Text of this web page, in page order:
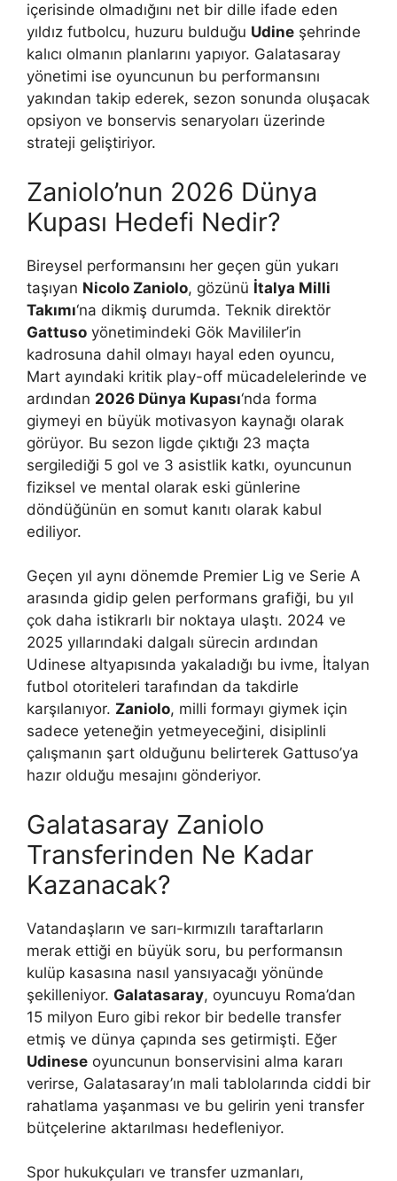
içerisinde olmadığını net bir dille ifade eden
yıldız futbolcu, huzuru bulduğu Udine şehrinde
kalıcı olmanın planlarını yapıyor. Galatasaray
yönetimi ise oyuncunun bu performansını
yakından takip ederek, sezon sonunda oluşacak
opsiyon ve bonservis senaryoları üzerinde
strateji geliştiriyor.
Zaniolo’nun 2026 Dünya
Kupası Hedefi Nedir?
Bireysel performansını her geçen gün yukarı
taşıyan Nicolo Zaniolo, gözünü İtalya Milli
Takımı‘na dikmiş durumda. Teknik direktör
Gattuso yönetimindeki Gök Mavililer’in
kadrosuna dahil olmayı hayal eden oyuncu,
Mart ayındaki kritik play-off mücadelelerinde ve
ardından 2026 Dünya Kupası‘nda forma
giymeyi en büyük motivasyon kaynağı olarak
görüyor. Bu sezon ligde çıktığı 23 maçta
sergilediği 5 gol ve 3 asistlik katkı, oyuncunun
fiziksel ve mental olarak eski günlerine
döndüğünün en somut kanıtı olarak kabul
ediliyor.
Geçen yıl aynı dönemde Premier Lig ve Serie A
arasında gidip gelen performans grafiği, bu yıl
çok daha istikrarlı bir noktaya ulaştı. 2024 ve
2025 yıllarındaki dalgalı sürecin ardından
Udinese altyapısında yakaladığı bu ivme, İtalyan
futbol otoriteleri tarafından da takdirle
karşılanıyor. Zaniolo, milli formayı giymek için
sadece yeteneğin yetmeyeceğini, disiplinli
çalışmanın şart olduğunu belirterek Gattuso’ya
hazır olduğu mesajını gönderiyor.
Galatasaray Zaniolo
Transferinden Ne Kadar
Kazanacak?
Vatandaşların ve sarı-kırmızılı taraftarların
merak ettiği en büyük soru, bu performansın
kulüp kasasına nasıl yansıyacağı yönünde
şekilleniyor. Galatasaray, oyuncuyu Roma’dan
15 milyon Euro gibi rekor bir bedelle transfer
etmiş ve dünya çapında ses getirmişti. Eğer
Udinese oyuncunun bonservisini alma kararı
verirse, Galatasaray’ın mali tablolarında ciddi bir
rahatlama yaşanması ve bu gelirin yeni transfer
bütçelerine aktarılması hedefleniyor.
Spor hukukçuları ve transfer uzmanları,